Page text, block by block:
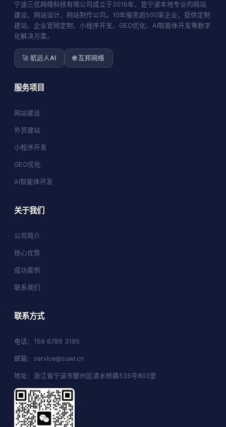
宁波三优网络科技有限公司成立于2016年，是宁波本地专业的网站
建设、网站设计、网站制作公司。10年服务超500家企业，提供定制
建站、企业官网定制、小程序开发、GEO优化、AI智能体开发等数字
化解决方案。
🚀 航远人AI 🌐 互邦网络
服务项目
网站建设
外贸建站
小程序开发
GEO优化
AI智能体开发
关于我们
公司简介
核心优势
成功案例
联系我们
联系方式
电话：159 6789 3195
邮箱：service@suwl.cn
地址：浙江省宁波市鄞州区清水桥路535号803室